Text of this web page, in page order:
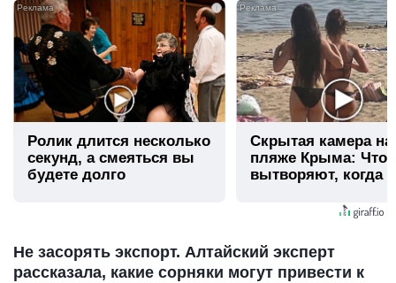
Ролик длится несколько
секунд, а смеяться вы
будете долго
Скрытая камера на
пляже Крыма: Что
вытворяют, когда
Не засорять экспорт. Алтайский эксперт
рассказала, какие сорняки могут привести к